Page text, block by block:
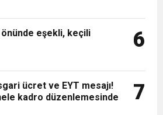
eşekli, keçili
6
ücret ve EYT mesajı!
kadro düzenlemesinde
7